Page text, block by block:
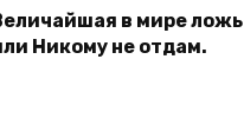
в мире ложь
Никому не отдам.